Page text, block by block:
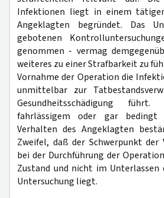
Infektionen liegt in einem
Angeklagten begründet. Das
gebotenen
genommen - vermag
weiteres zu einer Strafbarkeit zu
Vornahme der Operation die
unmittelbar zur
Gesundheitsschädigung
fahrlässigem oder gar bedingt
Verhalten des Angeklagten
Zweifel, daß der Schwerpunkt der
bei der Durchführung der
Zustand und nicht im Unterlassen
Untersuchung liegt.